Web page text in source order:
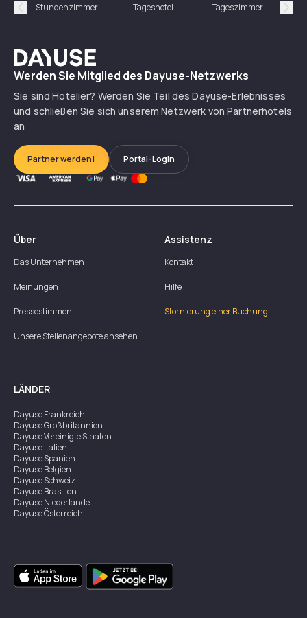
Précédent
Stundenzimmer Tageshotel Tageszimmer
Dayuse
Werden Sie Mitglied des Dayuse-Netzwerks
Sie sind Hotelier? Werden Sie Teil des Dayuse-Erlebnisses
und schließen Sie sich unserem Netzwerk von Partnerhotels
an
Partner werden! Portal-Login
Über
Das Unternehmen
Meinungen
Pressestimmen
Unsere Stellenangebote ansehen
Assistenz
Kontakt
Hilfe
Stornierung einer Buchung
LÄNDER
DayuseFrankreich
DayuseGroßbritannien
DayuseVereinigte Staaten
DayuseItalien
DayuseSpanien
DayuseBelgien
DayuseSchweiz
DayuseBrasilien
DayuseNiederlande
DayuseÖsterreich
DayuseSingapur
DayuseZweden
DayuseThailand